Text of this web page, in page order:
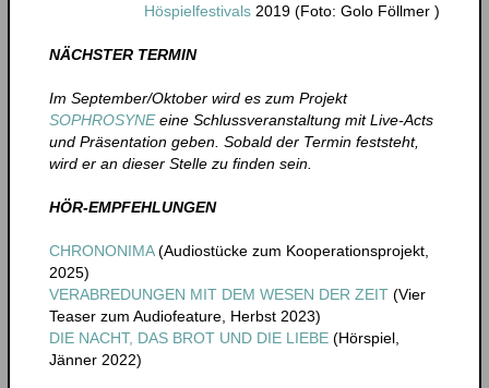
Höspielfestivals 2019 (Foto: Golo Föllmer )
NÄCHSTER TERMIN
Im September/Oktober wird es zum Projekt
SOPHROSYNEeine Schlussveranstaltung mit Live-Acts
und Präsentation geben. Sobald der Termin feststeht,
wird er an dieser Stelle zu finden sein.
HÖR-EMPFEHLUNGEN
CHRONONIMA(Audiostücke zum Kooperationsprojekt,
2025)
VERABREDUNGEN MIT DEM WESEN DER ZEIT(Vier
Teaser zum Audiofeature, Herbst 2023)
DIE NACHT, DAS BROT UND DIE LIEBE(Hörspiel,
Jänner 2022)